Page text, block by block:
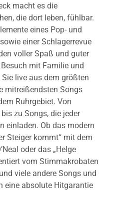
macht es die
die dort leben, fühlbar.
eines Pop- und
einer Schlagerrevue
voller Spaß und guter
mit Familie und
live aus dem größten
mitreißendsten Songs
Ruhrgebiet. Von
zu Songs, die jeder
einladen. Ob das modern
Steiger kommt“ mit dem
oder das „Helge
vom Stimmakrobaten
viele andere Songs und
eine absolute Hitgarantie